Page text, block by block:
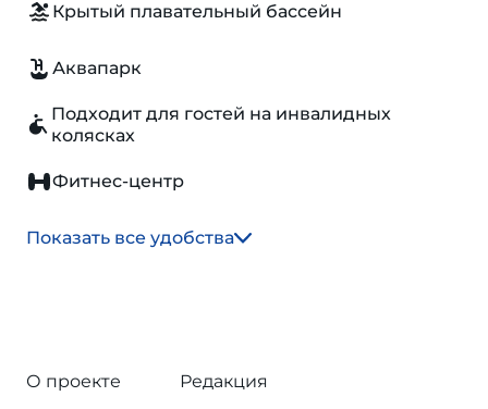
Крытый плавательный бассейн
Аквапарк
Подходит для гостей на инвалидных
колясках
Фитнес-центр
Показать все удобства
О проекте
Редакция